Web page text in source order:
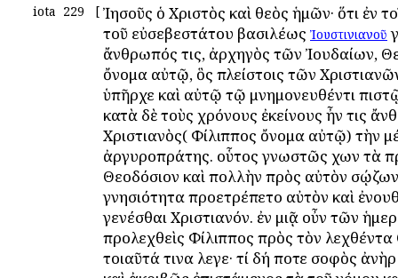
iota 229 [ Ἰησοῦς ὁ Χριστὸς καὶ θεὸς ἡμῶν· ὅτι ἐν
τοῦ εὐσεβεστάτου βασιλέως Ἰουστινιανοῦ γέγονεν ἄνθρωπός τις, ἀρχηγὸς τῶν Ἰουδαίων, Θεοδόσιος ὄνομα αὐτῷ, ὃς πλείστοις τῶν Χριστιανῶν γνωστὸς ὑπῆρχε καὶ αὐτῷ τῷ μνημονευθέντι πιστῷ βασιλεῖ. κατὰ δὲ τοὺς χρόνους ἐκείνους ἦν τις ἄνθρωπος Χριστιανὸς( Φίλιππος ὄνομα αὐτῷ) τὴν μέθοδον ἀργυροπράτης. οὗτος γνωστῶς ἔχων τὰ πρὸς τὸν Θεοδόσιον καὶ πολλὴν πρὸς αὐτὸν σῴζων τὴν γνησιότητα προετρέπετο αὐτὸν καὶ ἐνουθέτει γενέσθαι Χριστιανόν. ἐν μιᾷ οὖν τῶν ἡμερῶν ὁ προλεχθεὶς Φίλιππος πρὸς τὸν λεχθέντα Θεοδόσιον τοιαῦτά τινα ἔλεγε· τί δή ποτε σοφὸς ἀνὴρ ὑπάρχων καὶ ἀκριβῶς ἐπιστάμενος τὰ τοῦ νόμου καὶ τῶν προφητῶν προκεκηρυγμένα τοῦ δεσπότου Χριστοῦ οὐ πιστεύεις αὐτῷ καὶ γίνῃ Χριστιανός; πέπεισμαι γὰρ περὶ σοῦ, ὅτι οὐκ ἀγνοῶν τὰ τῶν θεοπνεύστων γραφῶν προλεχθέντα περὶ τῆς περὶ τοῦ κοινοῦ ἡμῶν δεσπότου Χριστοῦ παρουσίας παραιτῇ τοῦ